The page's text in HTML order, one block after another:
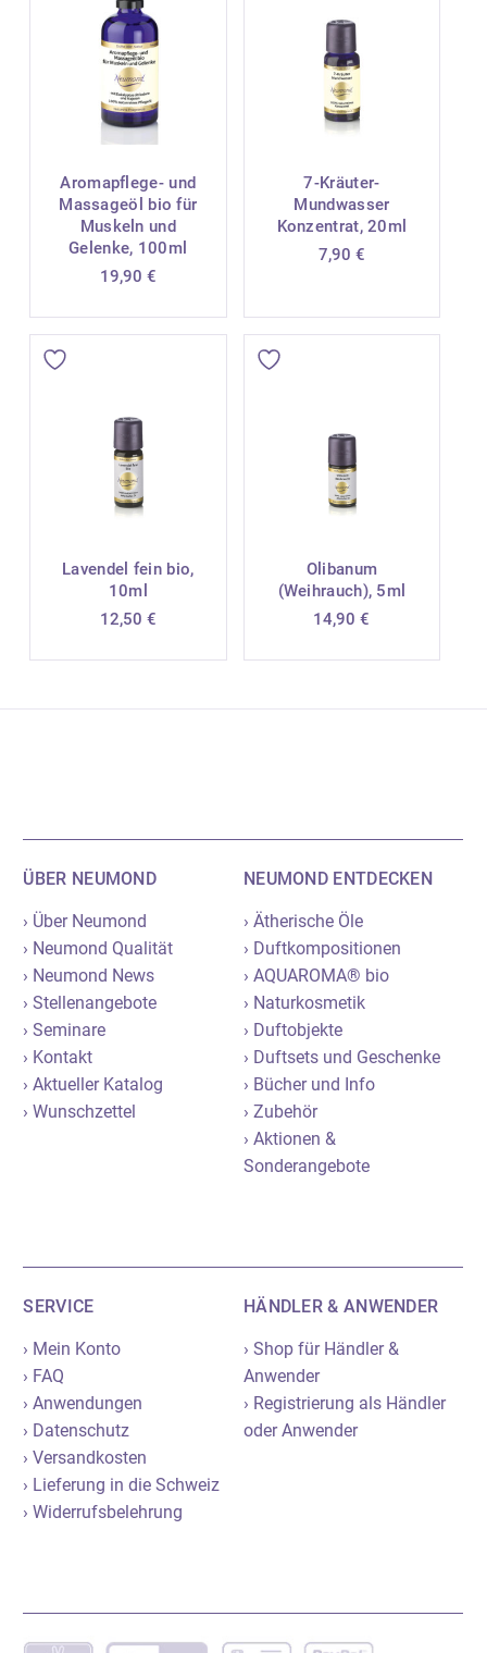
Aromapflege- und
Massageöl bio für
Muskeln und
Gelenke, 100ml
19,90 €
7-Kräuter-
Mundwasser
Konzentrat, 20ml
7,90 €
Lavendel fein bio,
10ml
12,50 €
Olibanum
(Weihrauch), 5ml
14,90€
ÜBER NEUMOND
› Über Neumond
› Neumond Qualität
› Neumond News
› Stellenangebote
› Seminare
› Kontakt
› Aktueller Katalog
› Wunschzettel
NEUMOND ENTDECKEN
› Ätherische Öle
› Duftkompositionen
› AQUAROMA® bio
› Naturkosmetik
› Duftobjekte
› Duftsets und Geschenke
› Bücher und Info
› Zubehör
› Aktionen &
Sonderangebote
SERVICE
› Mein Konto
› FAQ
› Anwendungen
› Datenschutz
› Versandkosten
› Lieferung in die Schweiz
› Widerrufsbelehrung
HÄNDLER & ANWENDER
› Shop für Händler &
Anwender
› Registrierung als Händler
oder Anwender